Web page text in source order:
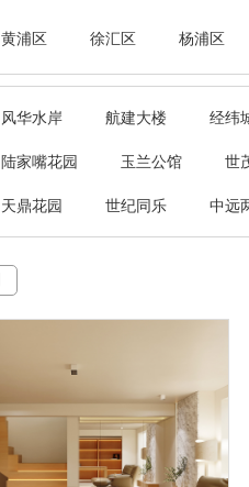
黄浦区 徐汇区 杨浦区
风华水岸 航建大楼 经纬
陆家嘴花园 玉兰公馆 世
天鼎花园 世纪同乐 中远